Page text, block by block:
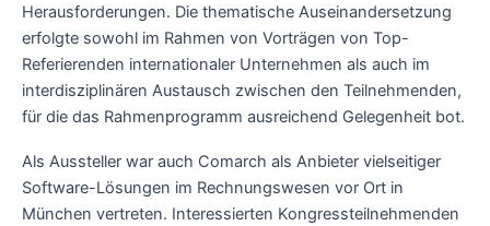
Herausforderungen. Die thematische Auseinandersetzung
erfolgte sowohl im Rahmen von Vorträgen von Top-
Referierenden internationaler Unternehmen als auch im
interdisziplinären Austausch zwischen den Teilnehmenden,
für die das Rahmenprogramm ausreichend Gelegenheit bot.
Als Aussteller war auch Comarch als Anbieter vielseitiger
Software-Lösungen im Rechnungswesen vor Ort in
München vertreten. Interessierten Kongressteilnehmenden